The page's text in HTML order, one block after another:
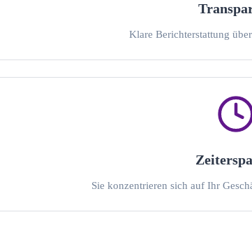
Klare Berichterstattung
Sie konzentrieren sich auf Ihr